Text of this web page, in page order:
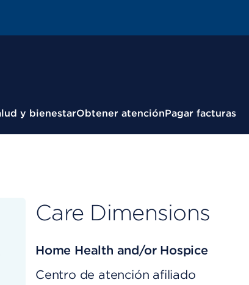
y bienestarObtener atenciónPagar facturas
Care Dimensions
Home Health and/or Hospice
Centro de atención afiliado